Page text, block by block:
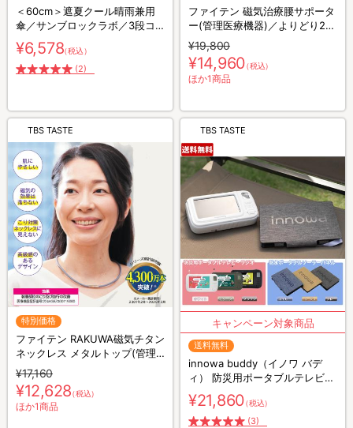
＜60cm＞遮夏クール晴雨兼用
傘／サンブロックラボ／3段コ
ンパクト
¥6,578（税込）
(2)
ファイテン 磁気治療腰サポータ
ー(管理医療機器)／よりどり2枚
組
¥19,800
¥14,960（税込）
ほか1商品
TBS TASTE
特別価格
ファイテン RAKUWA磁気チタン
ネックレス メタルトップ(管理
医療機器)／よりどり2本組
¥17,160
¥12,628（税込）
ほか1商品
TBS TASTE
送料無料
innowa buddy（イノワ バデ
ィ） 防災用ポータブルテレビ・
ラジオ & innowa（イノワ ） 防
水ポータブルソーラーパネルセ
ット／アウトドア／防災用品
¥21,860（税込）
(3)